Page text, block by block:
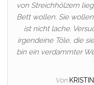
von Streichhölzern
Bett wollen. Sie
ist nicht lache.
irgendeine Töle, die
bin ein verdammter
Von